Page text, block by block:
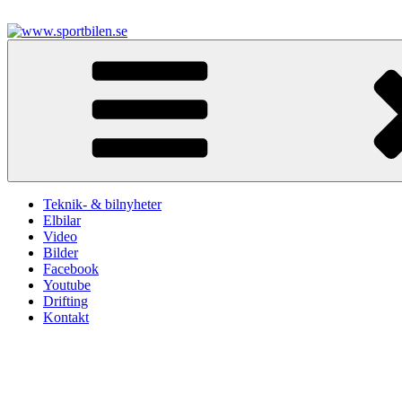
till
innehåll
www.sportbilen.se
Teknik- & bilnyheter
Elbilar
Video
Bilder
Facebook
Youtube
Drifting
Kontakt